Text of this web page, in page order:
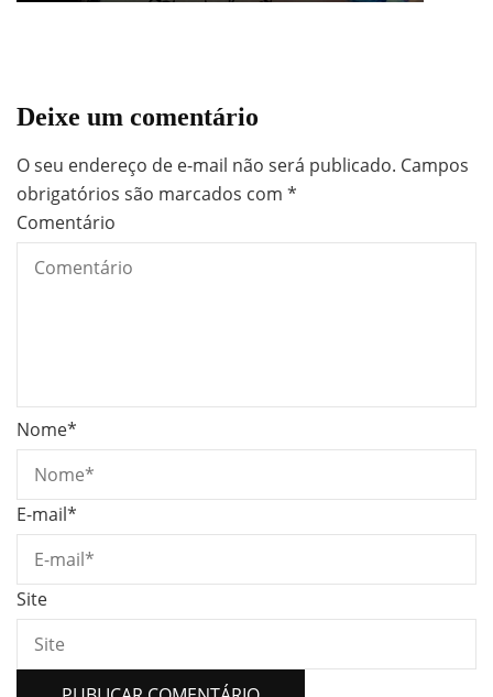
Deixe um comentário
O seu endereço de e-mail não será publicado. Campos
obrigatórios são marcados com *
Comentário
Nome*
E-mail*
Site